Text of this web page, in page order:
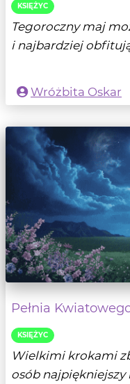
KSIĘŻYC
Tegoroczny maj
i najbardziej
Wróżbita Oskar
Pełnia
KSIĘŻYC
Wielkimi krokami
osób najpiękniejszy